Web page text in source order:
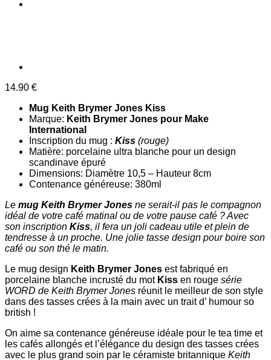
14.90 €
Mug Keith Brymer Jones Kiss
Marque: Keith Brymer Jones pour Make
International
Inscription du mug : Kiss (rouge)
Matière: porcelaine ultra blanche pour un design
scandinave épuré
Dimensions: Diamètre 10,5 – Hauteur 8cm
Contenance généreuse: 380ml
Le mug Keith Brymer Jones ne serait-il pas le compagnon
idéal de votre café matinal ou de votre pause café ? Avec
son inscription Kiss, il fera un joli cadeau utile et plein de
tendresse à un proche. Une jolie tasse design pour boire son
café ou son thé le matin.
Le mug design Keith Brymer Jones est fabriqué en
porcelaine blanche incrusté du motKiss en rouge série
WORD de Keith Brymer Jones réunit le meilleur de son style
dans des tasses crées à la main avec un trait d’ humour so
british !
On aime sa contenance généreuse idéale pour le tea time et
les cafés allongés et l’élégance du design des tasses crées
avec le plus grand soin par le céramiste britannique Keith